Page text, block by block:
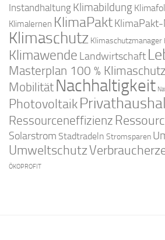
Instandhaltung Klimabildung
Klimalernen KlimaPakt
Klimaschutz Klimaschutzmanager
Klimawende Landwirtschaft
Masterplan 100 % Klimaschutz
Mobilität Nachhaltigkeit
Photovoltaik
Ressourceneffizienz
Solarstrom Stadtradeln Stromsparen
Umweltschutz
ÖKOPROFIT